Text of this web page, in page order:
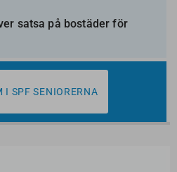
satsa på bostäder för
I SPF SENIORERNA